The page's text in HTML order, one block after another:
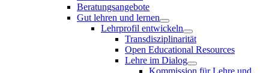
Beratungsangebote
Gut lehren und lernen
Lehrprofil entwickeln
Transdisziplinarität
Open Educational Resources
Lehre im Dialog
Kommission für Lehre und